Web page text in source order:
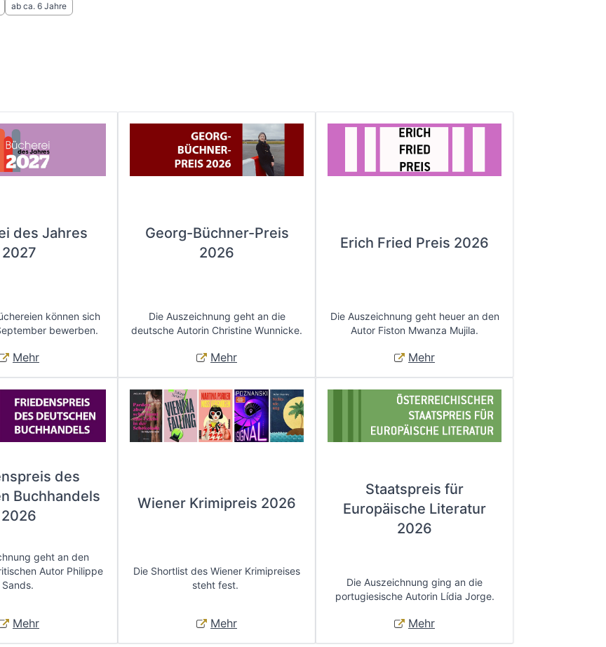
ab ca. 6 Jahre
des Jahres
2027
können sich
bewerben.
Mehr
Georg-Büchner-Preis
2026
Die Auszeichnung geht an die
deutsche Autorin Christine Wunnicke.
Mehr
Erich Fried Preis 2026
Die Auszeichnung geht heuer an den
Autor Fiston Mwanza Mujila.
Mehr
des
Buchhandels
2026
geht an den
Autor Philippe
Sands.
Mehr
Wiener Krimipreis 2026
Die Shortlist des Wiener Krimipreises
steht fest.
Mehr
Staatspreis für
Europäische Literatur
2026
Die Auszeichnung ging an die
portugiesische Autorin Lídia Jorge.
Mehr